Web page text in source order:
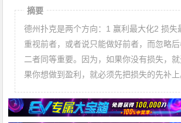
摘要
德州扑克是两个方向：1 赢利最大化2 损失
重视前者，或者说只能做好前者，而忽略后
二者同等重要。因为，如果你没有损失，
果你想做到盈利，就必须先把损失的先补上